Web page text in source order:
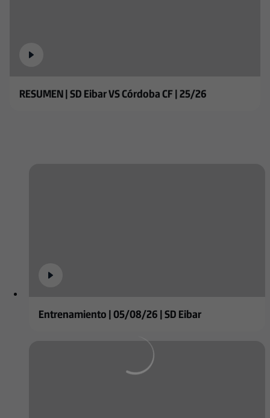
RESUMEN | SD Eibar VS Córdoba CF | 25/26
Entrenamiento | 05/08/26 | SD Eibar